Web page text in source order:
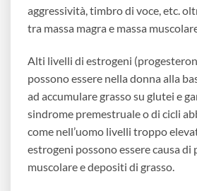
aggressività, timbro di voce, etc.
tra massa magra e massa
Alti livelli di estrogeni
possono essere nella donna alla
ad accumulare grasso su glutei e
sindrome premestruale o di cicli
come nell’uomo livelli troppo
estrogeni possono essere causa
muscolare e depositi di grasso.